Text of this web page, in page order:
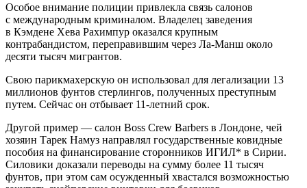
Особое внимание полиции привлекла связь салонов
с международным криминалом. Владелец заведения
в Кэмдене Хева Рахимпур оказался крупным
контрабандистом, переправившим через Ла-Манш около
десяти тысяч мигрантов.
Свою парикмахерскую он использовал для легализации 13
миллионов фунтов стерлингов, полученных преступным
путем. Сейчас он отбывает 11-летний срок.
Другой пример — салон Boss Crew Barbers в Лондоне, чей
хозяин Тарек Намуз направлял государственные ковидные
пособия на финансирование сторонников ИГИЛ* в Сирии.
Силовики доказали переводы на сумму более 11 тысяч
фунтов, при этом сам осужденный хвастался возможностью